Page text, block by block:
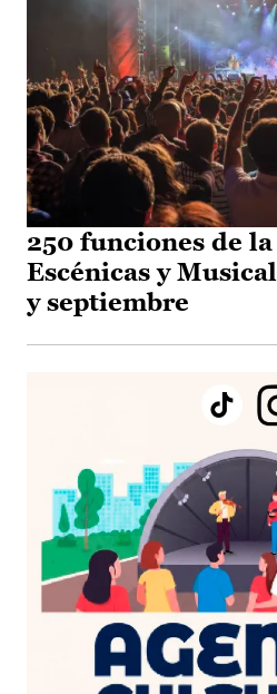
250 funciones de
Escénicas y
y septiembre